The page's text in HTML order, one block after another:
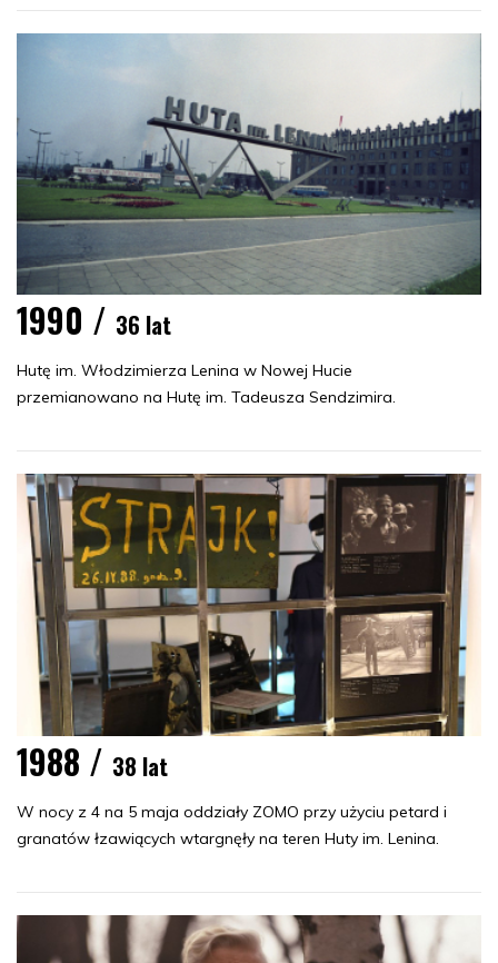
1990 / 36 lat
Hutę im. Włodzimierza Lenina w Nowej Hucie
przemianowano na Hutę im. Tadeusza Sendzimira.
1988 / 38 lat
W nocy z 4 na 5 maja oddziały ZOMO przy użyciu petard i
granatów łzawiących wtargnęły na teren Huty im. Lenina.